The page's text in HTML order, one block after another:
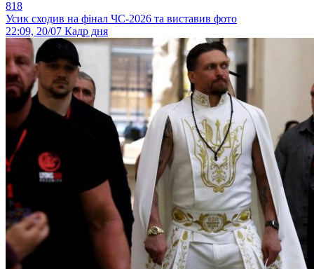
818
Усик сходив на фінал ЧС-2026 та виставив фото
22:09, 20/07 Кадр дня